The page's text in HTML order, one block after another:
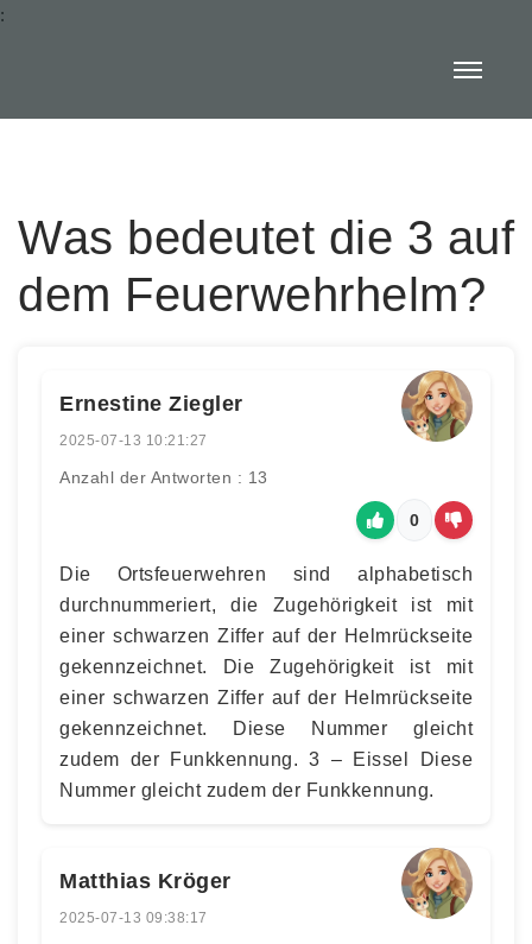
:
Was bedeutet die 3 auf
dem Feuerwehrhelm?
Ernestine Ziegler
2025-07-13 10:21:27
Anzahl der Antworten : 13
0
Die Ortsfeuerwehren sind alphabetisch
durchnummeriert, die Zugehörigkeit ist mit
einer schwarzen Ziffer auf der Helmrückseite
gekennzeichnet. Die Zugehörigkeit ist mit
einer schwarzen Ziffer auf der Helmrückseite
gekennzeichnet. Diese Nummer gleicht
zudem der Funkkennung. 3 – Eissel Diese
Nummer gleicht zudem der Funkkennung.
Matthias Kröger
2025-07-13 09:38:17